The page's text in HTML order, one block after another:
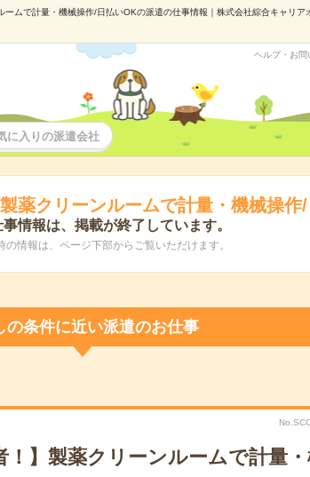
ームで計量・機械操作/日払いOKの派遣の仕事情報｜株式会社綜合キャリ
ヘルプ・お問
に入りの派遣会社
薬クリーンルームで計量・機械操作
情報は、掲載が終了しています。
の情報は、ページ下部からご覧いただけます。
の条件に近い派遣のお仕事
！】製薬クリーンルームで計量